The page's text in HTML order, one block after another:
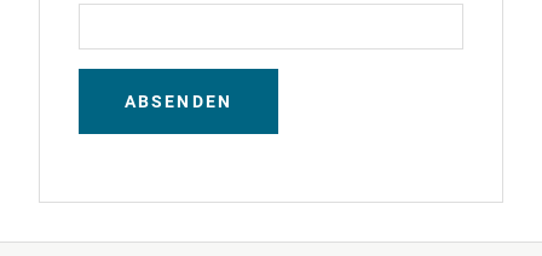
ABSENDEN